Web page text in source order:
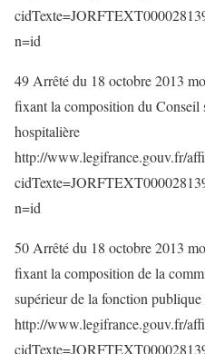
n=id
49 Arrêté du 18 octobre 2013
fixant la composition du
hospitalière
http://www.legifrance.gouv.fr/
n=id
50 Arrêté du 18 octobre 2013
fixant la composition de la
supérieur de la fonction
http://www.legifrance.gouv.fr/